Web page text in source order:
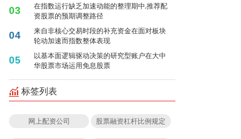
03
在指数运行缺乏加速动能的整理期中,推荐配
资股票的预期调整路径
04
来自非核心交易时段的补充资金在面对板块
轮动加速而指数整体表现
05
以基本面逻辑驱动决策的研究型账户在大中
华股票市场运用免息股票
标签列表
网上配资公司 股票融资杠杆比例规定